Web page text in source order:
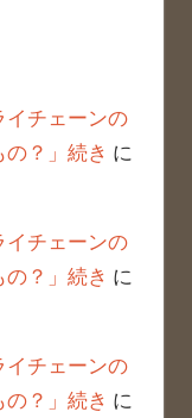
チェーンの
？」続き に
チェーンの
？」続き に
チェーンの
？」続き に